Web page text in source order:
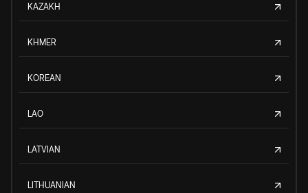
KAZAKH
KHMER
KOREAN
LAO
LATVIAN
LITHUANIAN